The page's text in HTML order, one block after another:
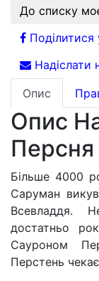
До списку
Надіслати
Опис
Опис
Персня
Більше 4000
Саруман
Всевладдя.
достатньо
Сауроном
Перстень